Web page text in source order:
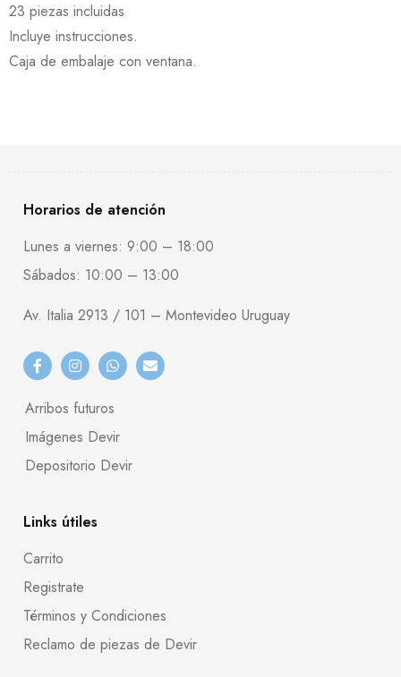
23 piezas incluidas
Incluye instrucciones.
Caja de embalaje con ventana.
Horarios de atención
Lunes a viernes: 9:00 – 18:00
Sábados: 10:00 – 13:00
Av. Italia 2913 / 101 – Montevideo Uruguay
Arribos futuros
Imágenes Devir
Depositorio Devir
Links útiles
Carrito
Registrate
Términos y Condiciones
Reclamo de piezas de Devir